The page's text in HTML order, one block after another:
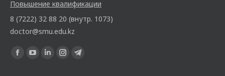
Повышение квалификации
8 (7222) 32 88 20 (внутр. 1073)
doctor@smu.edu.kz
Ищите нас: